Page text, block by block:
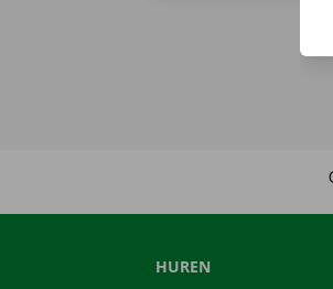
HUREN